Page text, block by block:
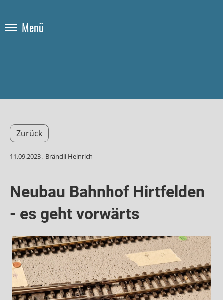
Menü
Zurück
11.09.2023, Brändli Heinrich
Neubau Bahnhof Hirtfelden
- es geht vorwärts